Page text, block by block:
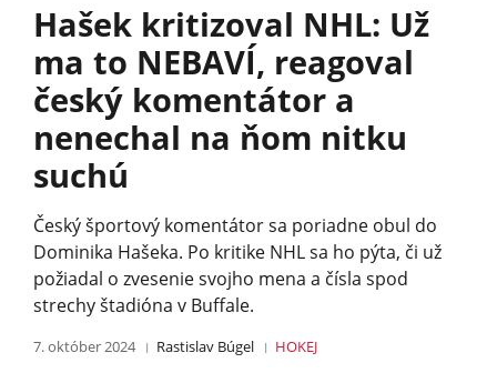
Hašek kritizoval NHL: Už
ma to NEBAVÍ, reagoval
český komentátor a
nenechal na ňom nitku
suchú
Český športový komentátor sa poriadne obul do
Dominika Hašeka. Po kritike NHL sa ho pýta, či už
požiadal o zvesenie svojho mena a čísla spod
strechy štadióna v Buffale.
7. október 2024 Rastislav Búgel HOKEJ